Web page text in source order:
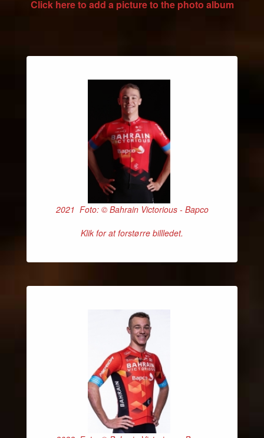
Click here to add a picture to the photo album
2021 Foto: © Bahrain Victorious - Bapco
Klik for at forstørre billledet.